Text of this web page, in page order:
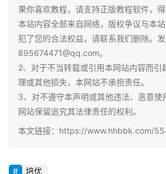
自
媒
体
资
源
高
中
资
登录 注册
果你喜欢教程，请支持正版教程软件，得
本站内容全部来自网络，版权争议与本
犯了您的合法权益，请联系我们删除。发
895674471@qq.com。
2、对于不当转载或引用本网站内容而引
理或其他损失，本网站不承担责任。
3、对不遵守本声明或其他违法、恶意使
网站保留追究其法律责任的权利。
本文链接：https://www.hhbbk.com/
培优